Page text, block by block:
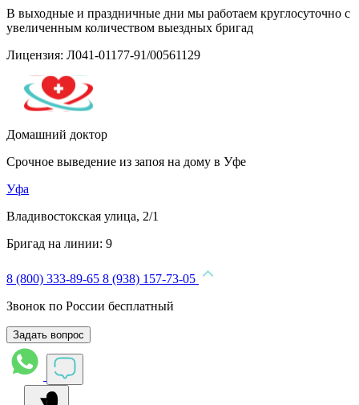
В выходные и праздничные дни мы работаем круглосуточно с
увеличенным количеством выездных бригад
Лицензия: Л041-01177-91/00561129
Домашний доктор
Срочное выведение из запоя на дому в Уфе
Уфа
Владивостокская улица, 2/1
Бригад на линии: 9
8 (800) 333-89-65 8 (938) 157-73-05
Звонок по России бесплатный
Задать вопрос